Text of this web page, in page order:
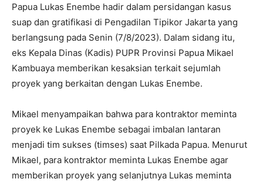
Papua Lukas Enembe hadir dalam persidangan kasus
suap dan gratifikasi di Pengadilan Tipikor Jakarta yang
berlangsung pada Senin (7/8/2023). Dalam sidang itu,
eks Kepala Dinas (Kadis) PUPR Provinsi Papua Mikael
Kambuaya memberikan kesaksian terkait sejumlah
proyek yang berkaitan dengan Lukas Enembe.
Mikael menyampaikan bahwa para kontraktor meminta
proyek ke Lukas Enembe sebagai imbalan lantaran
menjadi tim sukses (timses) saat Pilkada Papua. Menurut
Mikael, para kontraktor meminta Lukas Enembe agar
memberikan proyek yang selanjutnya Lukas meminta